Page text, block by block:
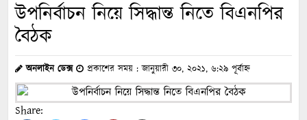
উপনির্বাচন নিয়ে সিদ্ধান্ত নিতে বিএনপির
বৈঠক
অনলাইন ডেক্স প্রকাশের সময় : জানুয়ারী ৩০, ২০২১, ৬:২৯ পূর্বাহ্ন
Share: